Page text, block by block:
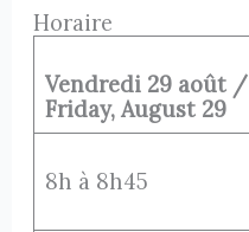
Horaire
Vendredi 29 août /
Friday, August 29
8h à 8h45